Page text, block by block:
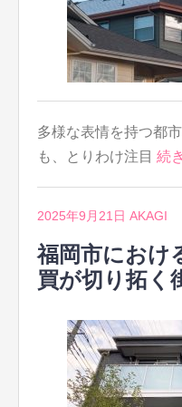
多様な表情を持つ都
も、とりわけ注目 続
2025年9月21日 AKAGI
福岡市におけ
買が切り拓く